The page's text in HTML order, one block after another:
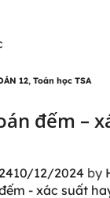
12, Toán học TSA
đếm –
10/12/2024 by